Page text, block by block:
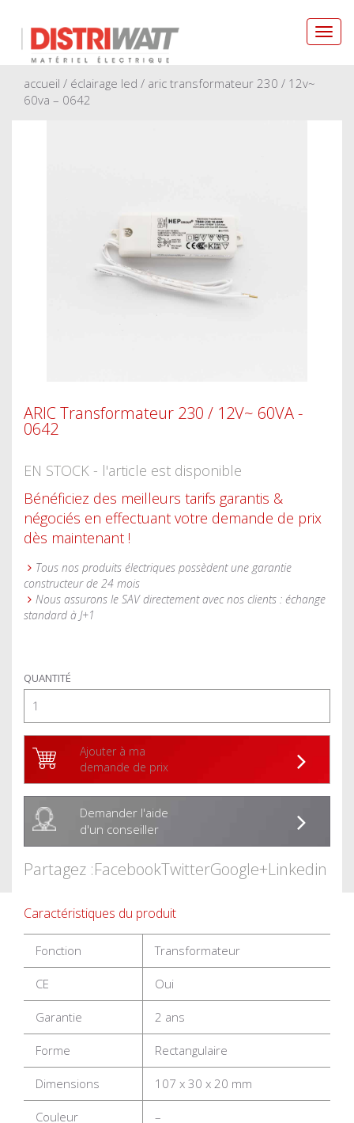
accueil / éclairage led / aric transformateur 230 / 12v~
60va – 0642
ARIC Transformateur 230 / 12V~ 60VA -
0642
EN STOCK - l'article est disponible
Bénéficiez des meilleurs tarifs garantis &
négociés en effectuant votre demande de prix
dès maintenant !
Tous nos produits électriques possèdent une garantie
constructeur de 24 mois
Nous assurons le SAV directement avec nos clients : échange
standard à J+1
QUANTITÉ
Ajouter à ma
demande de prix
Demander l'aide
d'un conseiller
Partagez :FacebookTwitterGoogle+Linkedin
Caractéristiques du produit
Fonction Transformateur
CE Oui
Garantie 2 ans
Forme Rectangulaire
Dimensions 107 x 30 x 20 mm
Couleur –